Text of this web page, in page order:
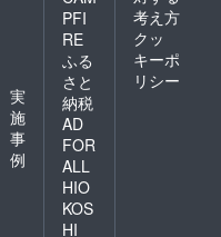
実
施
事
例
PFI
RE
ふる
さと
納税
AD
FOR
ALL
HIO
KOS
HI
考え方
クッ
キーポ
リシー